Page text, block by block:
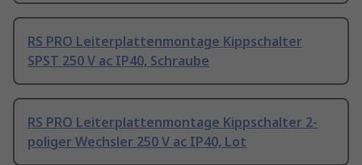
RS PRO Leiterplattenmontage Kippschalter
SPST 250 V ac IP40, Schraube
RS PRO Leiterplattenmontage Kippschalter 2-
poliger Wechsler 250 V ac IP40, Lot